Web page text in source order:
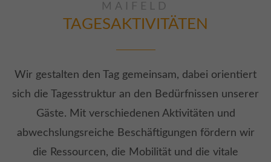
MAIFELD
TAGESAKTIVITÄTEN
Wir gestalten den Tag gemeinsam, dabei orientiert
sich die Tagesstruktur an den Bedürfnissen unserer
Gäste. Mit verschiedenen Aktivitäten und
abwechslungsreiche Beschäftigungen fördern wir
die Ressourcen, die Mobilität und die vitale